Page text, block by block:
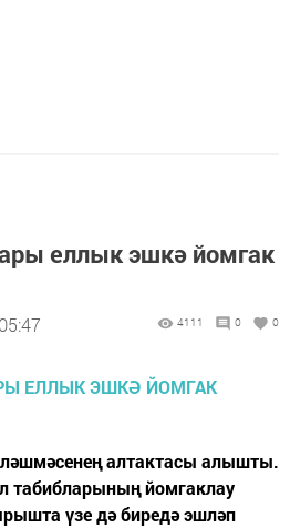
еллык эшкә йомгак
4111 0 0
алтактасы алышты.
табибларының йомгаклау
үзе дә биредә эшләп